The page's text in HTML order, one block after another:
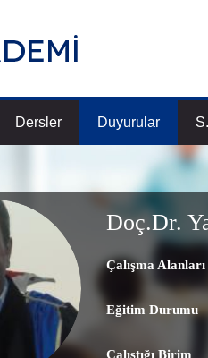
Dersler Duyurular
Doç.Dr.
Çalışma Alanları
Eğitim Durumu
Çalıştığı Birim